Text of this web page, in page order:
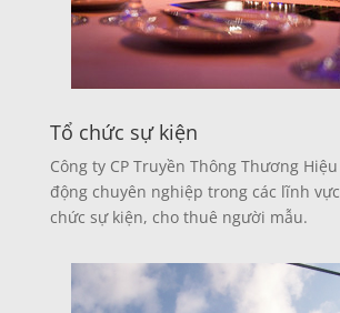
Tổ chức sự kiện
Công ty CP Truyền Thông Thương
động chuyên nghiệp trong các lĩnh
chức sự kiện, cho thuê người mẫu.